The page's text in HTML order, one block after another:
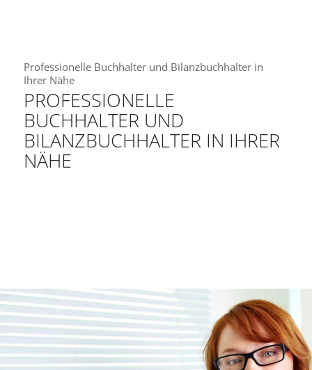
Professionelle Buchhalter und Bilanzbuchhalter in
Ihrer Nähe
PROFESSIONELLE
BUCHHALTER UND
BILANZBUCHHALTER IN IHRER
NÄHE